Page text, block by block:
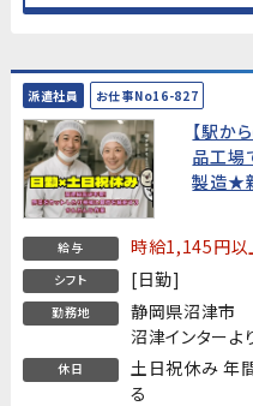
派遣社員 お仕事No16-827
【駅か
品工場
製造★
給与 時給1,145円以
シフト [日勤]
勤務地
静岡県沼津市
沼津インターよ
休日
土日祝休み 年
る